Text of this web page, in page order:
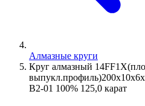
Алмазные круги
Круг алмазный
В2-01 100% 125,0 карат